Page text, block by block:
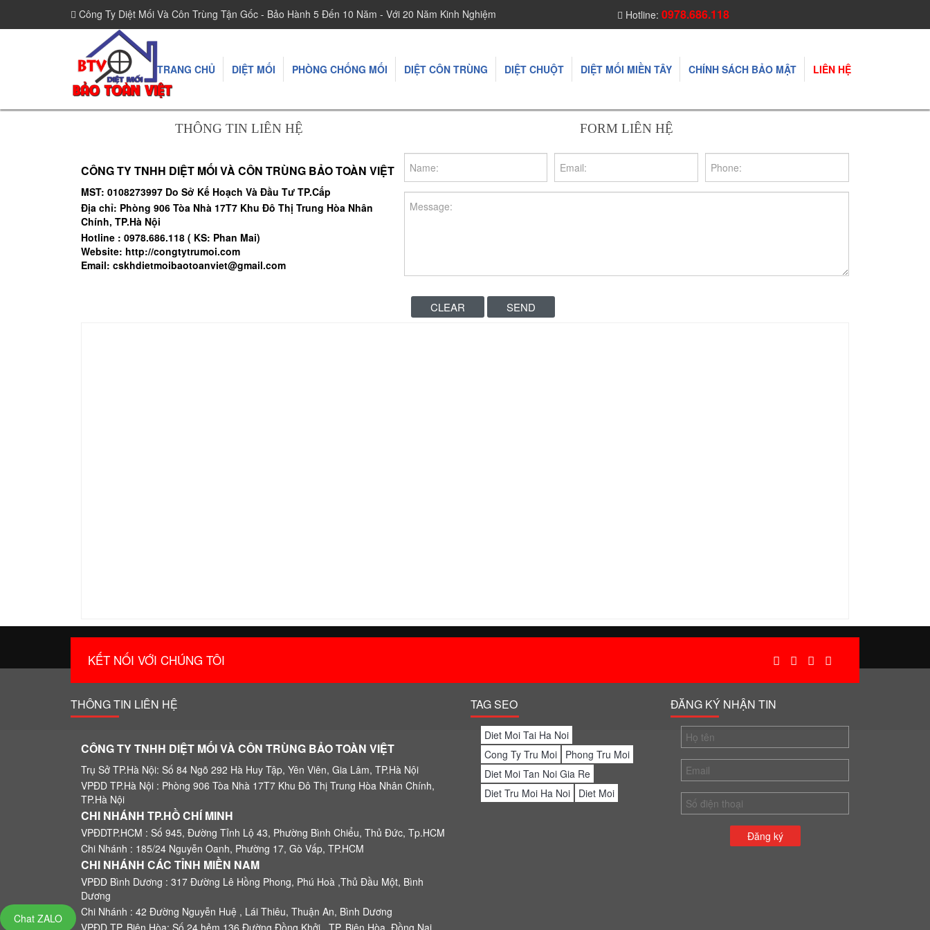
Công Ty Diệt Mối Và Côn Trùng Tận Gốc - Bảo Hành 5 Đến 10 Năm - Với 20 Năm Kinh Nghiệm Hotline: 0978.686.118
TRANG CHỦ DIỆT MỐI PHÒNG CHỐNG MỐI DIỆT CÔN TRÙNG DIỆT CHUỘT DIỆT MỐI MIỀN TÂY CHÍNH SÁCH BẢO MẬT LIÊN HỆ
THÔNG TIN LIÊN HỆ
CÔNG TY TNHH DIỆT MỐI VÀ CÔN TRÙNG BẢO TOÀN VIỆT
MST: 0108273997 Do Sở Kế Hoạch Và Đầu Tư TP.Cấp
Địa chỉ: Phòng 906 Tòa Nhà 17T7 Khu Đô Thị Trung Hòa Nhân
Chính, TP.Hà Nội
Hotline : 0978.686.118 ( KS: Phan Mai)
Website: http://congtytrumoi.com
Email: cskhdietmoibaotoanviet@gmail.com
FORM LIÊN HỆ
KẾT NỐI VỚI CHÚNG TÔI
THÔNG TIN LIÊN HỆ
CÔNG TY TNHH DIỆT MỐI VÀ CÔN TRÙNG BẢO TOÀN VIỆT
Trụ Sở TP.Hà Nội: Số 84 Ngõ 292 Hà Huy Tập, Yên Viên, Gia Lâm, TP.Hà Nội
VPĐD TP.Hà Nội : Phòng 906 Tòa Nhà 17T7 Khu Đô Thị Trung Hòa Nhân Chính,
TP.Hà Nội
CHI NHÁNH TP.HỒ CHÍ MINH
VPĐDTP.HCM : Số 945, Đường Tỉnh Lộ 43, Phường Bình Chiểu, Thủ Đức, Tp.HCM
Chi Nhánh : 185/24 Nguyễn Oanh, Phường 17, Gò Vấp, TP.HCM
CHI NHÁNH CÁC TỈNH MIỀN NAM
VPĐD Bình Dương : 317 Đường Lê Hồng Phong, Phú Hoà ,Thủ Đầu Một, Bình
Dương
Chi Nhánh : 42 Đường Nguyễn Huệ , Lái Thiêu, Thuận An, Bình Dương
TAG SEO
Diet Moi Tai Ha Noi
Cong Ty Tru Moi
Phong Tru Moi
Diet Moi Tan Noi Gia Re
Diet Tru Moi Ha Noi
Diet Moi
ĐĂNG KÝ NHẬN TIN
Đăng ký
Chat ZALO